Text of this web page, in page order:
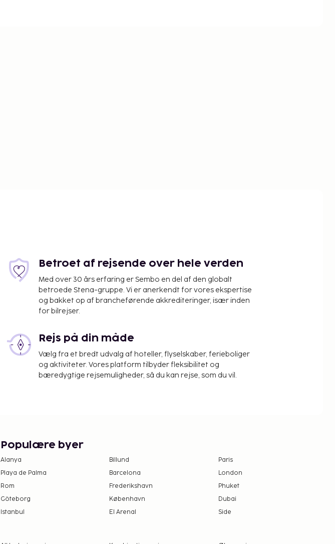
Betroet af rejsende over hele verden
Med over 30 års erfaring er Sembo en del af den globalt
betroede Stena-gruppe. Vi er anerkendt for vores ekspertise
og bakket op af brancheførende akkrediteringer, især inden
for bilrejser.
Rejs på din måde
Vælg fra et bredt udvalg af hoteller, flyselskaber, ferieboliger
og aktiviteter. Vores platform tilbyder fleksibilitet og
bæredygtige rejsemuligheder, så du kan rejse, som du vil.
Populære byer
Alanya Billund
Paris
Playa de Palma
Barcelona
London
Rom
Frederikshavn
Phuket
Göteborg
København
Dubai
Istanbul
El Arenal Side